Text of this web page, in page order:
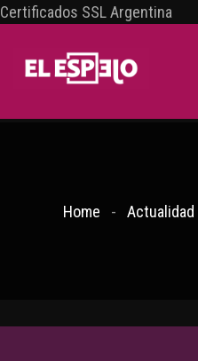
Certificados SSL Argentina
Home Actualidad